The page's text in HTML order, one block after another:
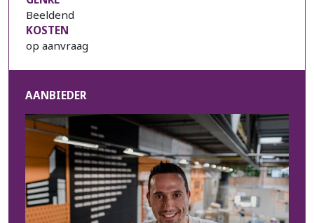
Beeldend
KOSTEN
op aanvraag
AANBIEDER